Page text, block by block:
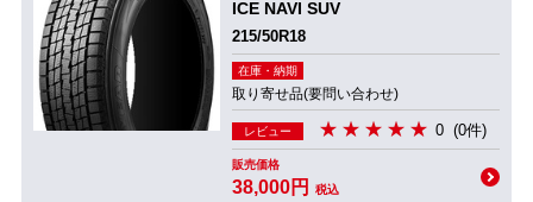
ICE NAVI SUV
215/50R18
在庫・納期
取り寄せ品(要問い合わせ)
レビュー 0 (0件)
販売価格
38,000円 税込